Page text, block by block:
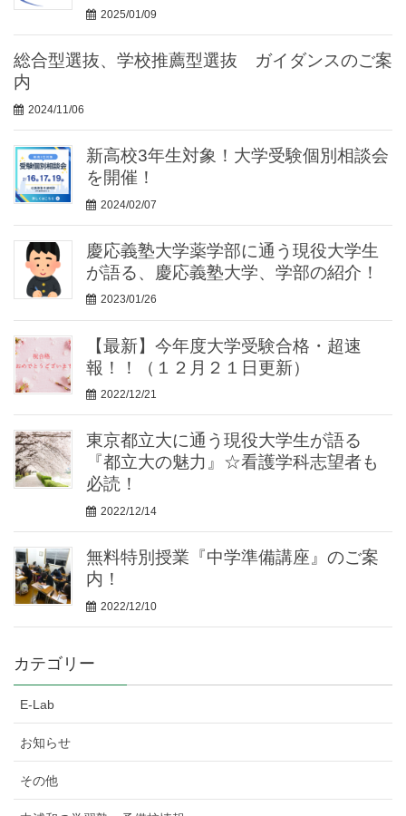
2025/01/09
総合型選抜、学校推薦型選抜 ガイダンスのご案
内
2024/11/06
新高校3年生対象！大学受験個別相談会
を開催！
2024/02/07
慶応義塾大学薬学部に通う現役大学生
が語る、慶応義塾大学、学部の紹介！
2023/01/26
【最新】今年度大学受験合格・超速
報！！（１２月２１日更新）
2022/12/21
東京都立大に通う現役大学生が語る
『都立大の魅力』☆看護学科志望者も
必読！
2022/12/14
無料特別授業『中学準備講座』のご案
内！
2022/12/10
カテゴリー
E-Lab
お知らせ
その他